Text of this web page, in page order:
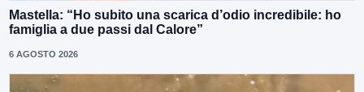
Mastella: “Ho subito una scarica d’odio incredibile: ho
famiglia a due passi dal Calore”
6 AGOSTO 2026